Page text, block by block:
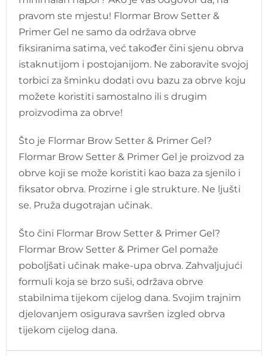
pravom ste mjestu! Flormar Brow Setter &
Primer Gel ne samo da održava obrve
fiksiranima satima, već također čini sjenu obrva
istaknutijom i postojanijom. Ne zaboravite svojoj
torbici za šminku dodati ovu bazu za obrve koju
možete koristiti samostalno ili s drugim
proizvodima za obrve!
Što je Flormar Brow Setter & Primer Gel?
Flormar Brow Setter & Primer Gel je proizvod za
obrve koji se može koristiti kao baza za sjenilo i
fiksator obrva. Prozirne i gle strukture. Ne ljušti
se. Pruža dugotrajan učinak.
Što čini Flormar Brow Setter & Primer Gel?
Flormar Brow Setter & Primer Gel pomaže
poboljšati učinak make-upa obrva. Zahvaljujući
formuli koja se brzo suši, održava obrve
stabilnima tijekom cijelog dana. Svojim trajnim
djelovanjem osigurava savršen izgled obrva
tijekom cijelog dana.